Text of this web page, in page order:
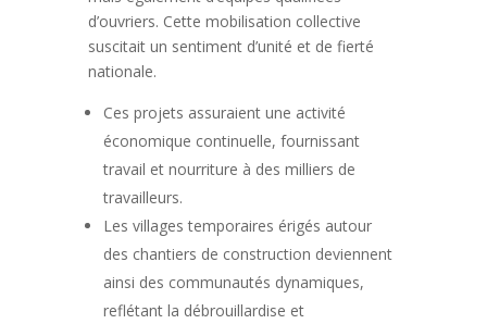
d’ouvriers. Cette mobilisation collective
suscitait un sentiment d’unité et de fierté
nationale.
Ces projets assuraient une activité
économique continuelle, fournissant
travail et nourriture à des milliers de
travailleurs.
Les villages temporaires érigés autour
des chantiers de construction deviennent
ainsi des communautés dynamiques,
reflétant la débrouillardise et